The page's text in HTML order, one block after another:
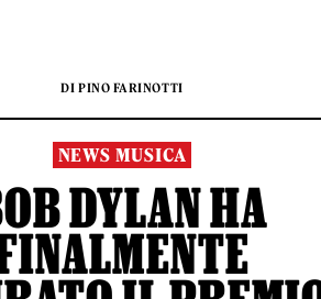
DI PINO FARINOTTI
NEWS MUSICA
DYLAN HA